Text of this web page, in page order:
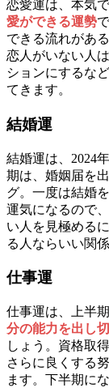
恋愛運は、本気
愛ができる運勢
できる流れがあ
恋人がいない人
ションにするな
てきます。
結婚運
結婚運は、2024
期は、婚姻届を
グ。一度は結婚
運気になるので
い人を見極める
る人ならいい関
仕事運
仕事運は、上半
分の能力を出し
しょう。資格取
さらに良くする
ます。下半期に